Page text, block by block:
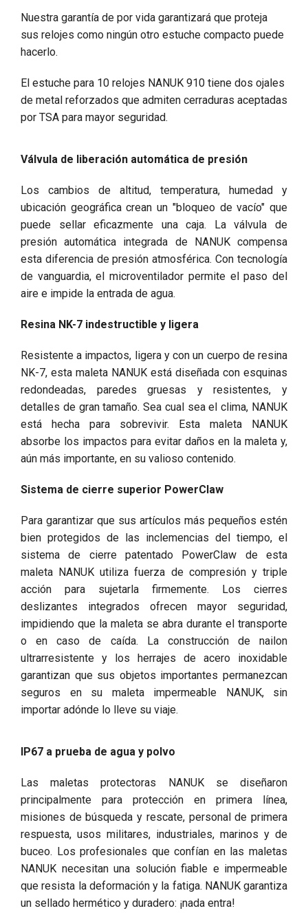
Nuestra garantía de por vida garantizará que proteja
sus relojes como ningún otro estuche compacto puede
hacerlo.
El estuche para 10 relojes NANUK 910 tiene dos ojales
de metal reforzados que admiten cerraduras aceptadas
por TSA para mayor seguridad.
Válvula de liberación automática de presión
Los cambios de altitud, temperatura, humedad y
ubicación geográfica crean un "bloqueo de vacío" que
puede sellar eficazmente una caja. La válvula de
presión automática integrada de NANUK compensa
esta diferencia de presión atmosférica. Con tecnología
de vanguardia, el microventilador permite el paso del
aire e impide la entrada de agua.
Resina NK-7 indestructible y ligera
Resistente a impactos, ligera y con un cuerpo de resina
NK-7, esta maleta NANUK está diseñada con esquinas
redondeadas, paredes gruesas y resistentes, y
detalles de gran tamaño. Sea cual sea el clima, NANUK
está hecha para sobrevivir. Esta maleta NANUK
absorbe los impactos para evitar daños en la maleta y,
aún más importante, en su valioso contenido.
Sistema de cierre superior PowerClaw
Para garantizar que sus artículos más pequeños estén
bien protegidos de las inclemencias del tiempo, el
sistema de cierre patentado PowerClaw de esta
maleta NANUK utiliza fuerza de compresión y triple
acción para sujetarla firmemente. Los cierres
deslizantes integrados ofrecen mayor seguridad,
impidiendo que la maleta se abra durante el transporte
o en caso de caída. La construcción de nailon
ultrarresistente y los herrajes de acero inoxidable
garantizan que sus objetos importantes permanezcan
seguros en su maleta impermeable NANUK, sin
importar adónde lo lleve su viaje.
IP67 a prueba de agua y polvo
Las maletas protectoras NANUK se diseñaron
principalmente para protección en primera línea,
misiones de búsqueda y rescate, personal de primera
respuesta, usos militares, industriales, marinos y de
buceo. Los profesionales que confían en las maletas
NANUK necesitan una solución fiable e impermeable
que resista la deformación y la fatiga. NANUK garantiza
un sellado hermético y duradero: ¡nada entra!